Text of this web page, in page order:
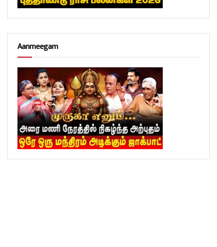
Aanmeegam